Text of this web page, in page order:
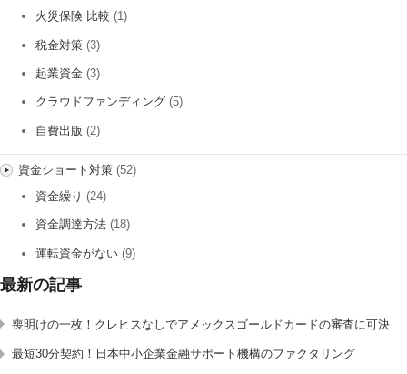
火災保険 比較 (1)
税金対策 (3)
起業資金 (3)
クラウドファンディング (5)
自費出版 (2)
資金ショート対策(52)
資金繰り (24)
資金調達方法 (18)
運転資金がない (9)
最新の記事
喪明けの一枚！クレヒスなしでアメックスゴールドカードの審査に可決
最短30分契約！日本中小企業金融サポート機構のファクタリング